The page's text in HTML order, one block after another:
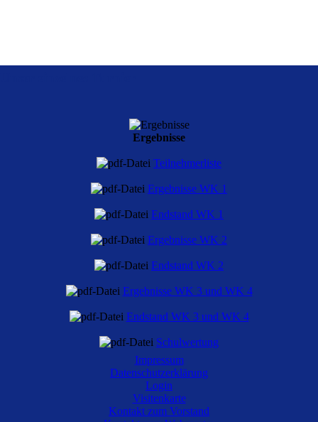
VIII. Tierpark-Turnier für Schulen
am 10.03.2013 in Ueckermünde
Ausschreibung
Ergebnisse
Teilnehmerliste
Ergebnisse WK 1
Endstand WK 1
Ergebnisse WK 2
Endstand WK 2
Ergebnisse WK 3 und WK 4
Endstand WK 3 und WK 4
Schulwertung
Turniersplitter
Impressum
Datenschutzerklärung
Login
Visitenkarte
Kontakt zum Vorstand